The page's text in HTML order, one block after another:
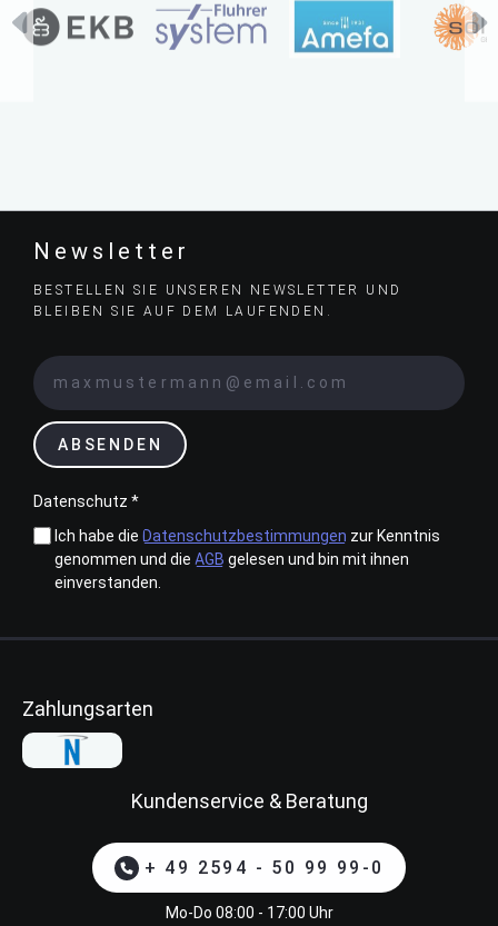
Newsletter
BESTELLEN SIE UNSEREN NEWSLETTER UND
BLEIBEN SIE AUF DEM LAUFENDEN.
ABSENDEN
Datenschutz *
Ich habe die Datenschutzbestimmungen zur Kenntnis
genommen und die AGB gelesen und bin mit ihnen
einverstanden.
Zahlungsarten
Kundenservice & Beratung
+ 49 2594 - 50 99 99-0
Mo-Do 08:00 - 17:00 Uhr